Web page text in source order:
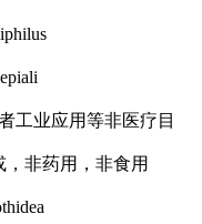
工业应用等非医疗目
非药用，非食用